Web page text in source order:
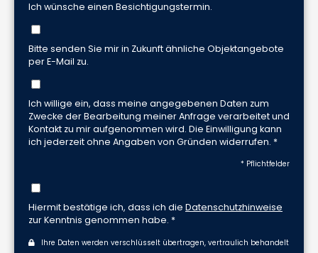
Ich wünsche einen Besichtigungstermin.
Bitte senden Sie mir in Zukunft ähnliche Objektangebote
per E-Mail zu.
Ich willige ein, dass meine angegebenen Daten zum
Zwecke der Bearbeitung meiner Anfrage verarbeitet und
Kontakt zu mir aufgenommen wird. Die Einwilligung kann
ich jederzeit ohne Angaben von Gründen widerrufen. *
* Pflichtfelder
Hiermit bestätige ich, dass ich die Datenschutzhinweise
zur Kenntnis genommen habe. *
Ihre Daten werden verschlüsselt übertragen, vertraulich behandelt